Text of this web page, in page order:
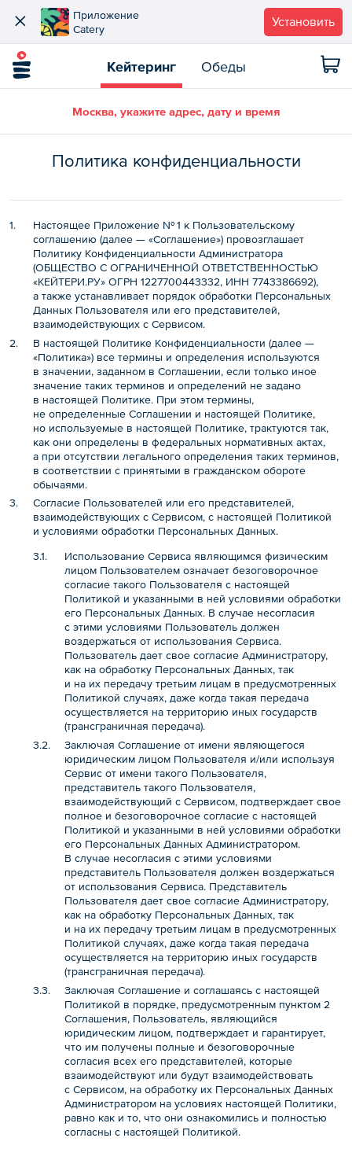
Приложение
Catery
Установить
Кейтеринг Обеды
Москва, укажите адрес, дату и время
Политика конфиденциальности
Настоящее Приложение № 1 к Пользовательскому
соглашению (далее — «Соглашение») провозглашает
Политику Конфиденциальности Администратора
(ОБЩЕСТВО С ОГРАНИЧЕННОЙ ОТВЕТСТВЕННОСТЬЮ
«КЕЙТЕРИ.РУ» ОГРН 1227700443332, ИНН 7743386692),
а также устанавливает порядок обработки Персональных
Данных Пользователя или его представителей,
взаимодействующих с Сервисом.
В настоящей Политике Конфиденциальности (далее —
«Политика») все термины и определения используются
в значении, заданном в Соглашении, если только иное
значение таких терминов и определений не задано
в настоящей Политике. При этом термины,
не определенные Соглашении и настоящей Политике,
но используемые в настоящей Политике, трактуются так,
как они определены в федеральных нормативных актах,
а при отсутствии легального определения таких терминов,
в соответствии с принятыми в гражданском обороте
обычаями.
Согласие Пользователей или его представителей,
взаимодействующих с Сервисом, с настоящей Политикой
и условиями обработки Персональных Данных.
Использование Сервиса являющимся физическим
лицом Пользователем означает безоговорочное
согласие такого Пользователя с настоящей
Политикой и указанными в ней условиями обработки
его Персональных Данных. В случае несогласия
с этими условиями Пользователь должен
воздержаться от использования Сервиса.
Пользователь дает свое согласие Администратору,
как на обработку Персональных Данных, так
и на их передачу третьим лицам в предусмотренных
Политикой случаях, даже когда такая передача
осуществляется на территорию иных государств
(трансграничная передача).
Заключая Соглашение от имени являющегося
юридическим лицом Пользователя и/или используя
Сервис от имени такого Пользователя,
представитель такого Пользователя,
взаимодействующий с Сервисом, подтверждает свое
полное и безоговорочное согласие с настоящей
Политикой и указанными в ней условиями обработки
его Персональных Данных Администратором.
В случае несогласия с этими условиями
представитель Пользователя должен воздержаться
от использования Сервиса. Представитель
Пользователя дает свое согласие Администратору,
как на обработку Персональных Данных, так
и на их передачу третьим лицам в предусмотренных
Политикой случаях, даже когда такая передача
осуществляется на территорию иных государств
(трансграничная передача).
Заключая Соглашение и соглашаясь с настоящей
Политикой в порядке, предусмотренным пунктом 2
Соглашения, Пользователь, являющийся
юридическим лицом, подтверждает и гарантирует,
что им получены полные и безоговорочные
согласия всех его представителей, которые
взаимодействуют или будут взаимодействовать
с Сервисом, на обработку их Персональных Данных
Администратором на условиях настоящей Политики,
равно как и то, что они ознакомились и полностью
согласны с настоящей Политикой.